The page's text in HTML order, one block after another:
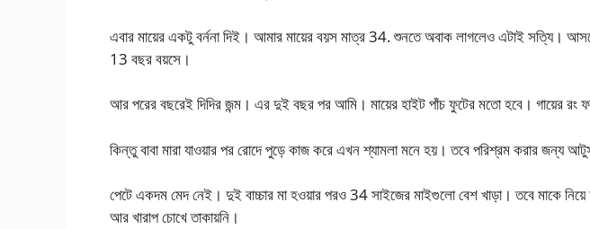
এবার মায়ের একটু বর্ননা দিই। আমার মায়ের বয়স মাত্র 34. শুনতে অবাক লাগলেও এটাই সত্যি।
13 বছর বয়সে।
আর পরের বছরেই দিদির জন্ম। এর দুই বছর পর আমি। মায়ের হাইট পাঁচ ফুটের মতো হবে। গায়ের রং
কিন্তু বাবা মারা যাওয়ার পর রোদে পুড়ে কাজ করে এখন শ্যামলা মনে হয়। তবে পরিশ্রম করার জন্য
পেটে একদম মেদ নেই। দুই বাচ্চার মা হওয়ার পরও 34 সাইজের মাইগুলো বেশ খাড়া। তবে মাকে নিয়ে
আর খারাপ চোখে তাকায়নি।